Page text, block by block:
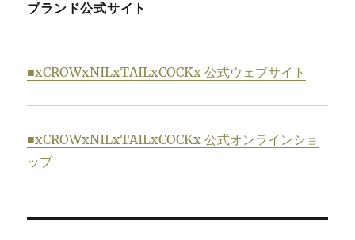
ブランド公式サイト
■xCROWxNILxTAILxCOCKx 公式ウェブサイト
■xCROWxNILxTAILxCOCKx 公式オンラインショ
ップ